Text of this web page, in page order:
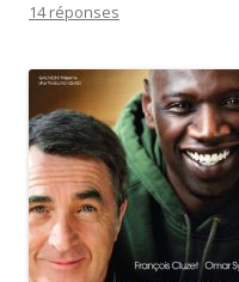
14 réponses